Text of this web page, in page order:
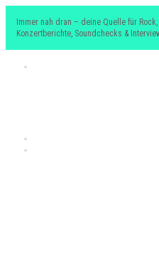
Immer nah dran – deine Quelle für
Konzertberichte, Soundchecks &